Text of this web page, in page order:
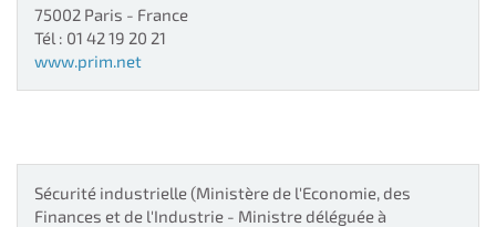
75002 Paris - France
Tél : 01 42 19 20 21
www.prim.net
Sécurité industrielle(Ministère de l'Economie, des
Finances et de l'Industrie - Ministre déléguée à